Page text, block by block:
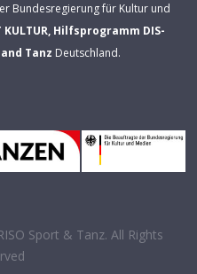
Bundesregierung für Kultur und
KULTUR, Hilfsprogramm DIS-
Tanz Deutschland.
Sport & Tanz. All Rights